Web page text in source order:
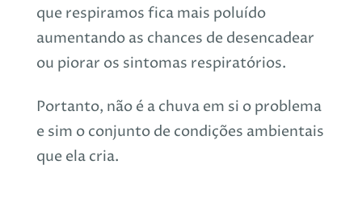
que respiramos fica mais poluído
aumentando as chances de desencadear
ou piorar os sintomas respiratórios.
Portanto, não é a chuva em si o problema
e sim o conjunto de condições ambientais
que ela cria.